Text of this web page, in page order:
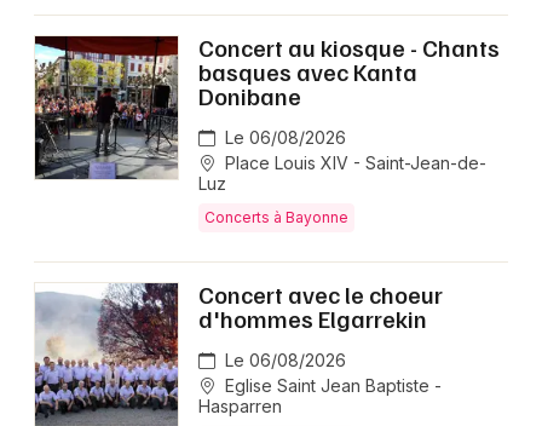
Concert au kiosque - Chants
basques avec Kanta
Donibane
Le 06/08/2026
Place Louis XIV - Saint-Jean-de-
Luz
Concerts à Bayonne
Concert avec le choeur
d'hommes Elgarrekin
Le 06/08/2026
Eglise Saint Jean Baptiste -
Hasparren